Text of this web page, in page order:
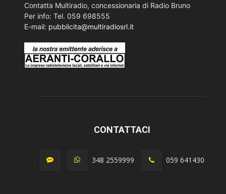
Contatta Multiradio, concessionaria di Radio Bruno
Per info: Tel. 059 698555
E-mail: pubblicita@multiradiosrl.it
CONTATTACI
348 2559999 059 641430